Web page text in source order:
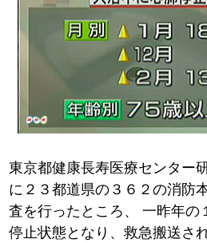
東京都健康長寿医療センター
に２３都道県の３６２の消防
査を行ったところ、
一昨年の
停止状態となり、救急搬送さ